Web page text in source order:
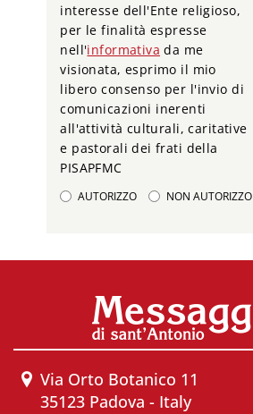
interesse dell'Ente religioso,
per le finalità espresse
nell'informativa da me
visionata, esprimo il mio
libero consenso per l'invio di
comunicazioni inerenti
all'attività culturali, caritative
e pastorali dei frati della
PISAPFMC
AUTORIZZO NON AUTORIZZO
Via Orto Botanico 11
35123 Padova - Italy